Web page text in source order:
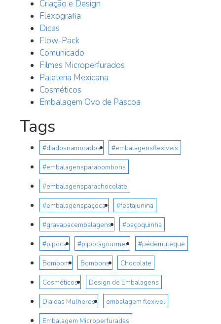
Criação e Design
Flexografia
Dicas
Flow-Pack
Comunicado
Filmes Microperfurados
Paleteria Mexicana
Cosméticos
Embalagem Ovo de Pascoa
Tags
#diadosnamorados #embalagensflexiveis
#embalagensparabombons
#embalagensparachocolate
#embalagenspaçoca #festajunina
#gravapacembalagens #paçoquinha
#pipoca #pipocagourmet #pédemuleque
Bombom Bombons Chocolate
Cosméticos Design de Embalagens
Dia das Mulheres embalagem flexivel
Embalagem Microperfuradas